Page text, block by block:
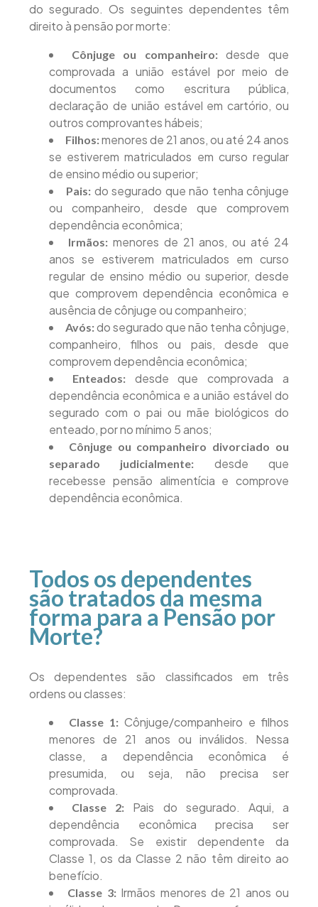
do segurado. Os seguintes dependentes têm
direito à pensão por morte:
Cônjuge ou companheiro:desde que
comprovada a união estável por meio de
documentos como escritura pública,
declaração de união estável em cartório, ou
outros comprovantes hábeis;
Filhos:menores de 21 anos, ou até 24 anos
se estiverem matriculados em curso regular
de ensino médio ou superior;
Pais: do segurado que não tenha cônjuge
ou companheiro, desde que comprovem
dependência econômica;
Irmãos:menores de 21 anos, ou até 24
anos se estiverem matriculados em curso
regular de ensino médio ou superior, desde
que comprovem dependência econômica e
ausência de cônjuge ou companheiro;
Avós:do segurado que não tenha cônjuge,
companheiro, filhos ou pais, desde que
comprovem dependência econômica;
Enteados:desde que comprovada a
dependência econômica e a união estável do
segurado com o pai ou mãe biológicos do
enteado, por no mínimo 5 anos;
Cônjuge ou companheiro divorciado ou
separado judicialmente: desde que
recebesse pensão alimentícia e comprove
dependência econômica.
Todos os dependentes
são tratados da mesma
forma para a Pensão por
Morte?
Os dependentes são classificados em três
ordens ou classes:
Classe 1: Cônjuge/companheiro e filhos
menores de 21 anos ou inválidos. Nessa
classe, a dependência econômica é
presumida, ou seja, não precisa ser
comprovada.
Classe 2: Pais do segurado. Aqui, a
dependência econômica precisa ser
comprovada. Se existir dependente da
Classe 1, os da Classe 2 não têm direito ao
benefício.
Classe 3:Irmãos menores de 21 anos ou